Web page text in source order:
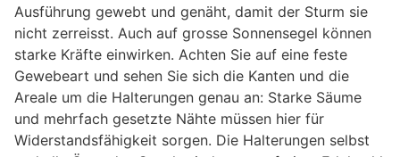
Ausführung gewebt und genäht, damit der Sturm sie
nicht zerreisst. Auch auf grosse Sonnensegel können
starke Kräfte einwirken. Achten Sie auf eine feste
Gewebeart und sehen Sie sich die Kanten und die
Areale um die Halterungen genau an: Starke Säume
und mehrfach gesetzte Nähte müssen hier für
Widerstandsfähigkeit sorgen. Die Halterungen selbst